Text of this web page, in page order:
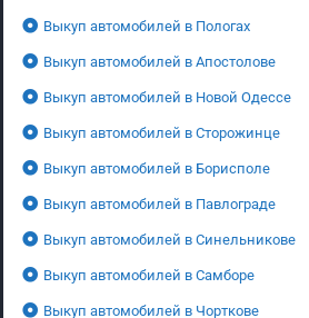
Выкуп автомобилей в Пологах
Выкуп автомобилей в Апостолове
Выкуп автомобилей в Новой Одессе
Выкуп автомобилей в Сторожинце
Выкуп автомобилей в Борисполе
Выкуп автомобилей в Павлограде
Выкуп автомобилей в Синельникове
Выкуп автомобилей в Самборе
Выкуп автомобилей в Чорткове